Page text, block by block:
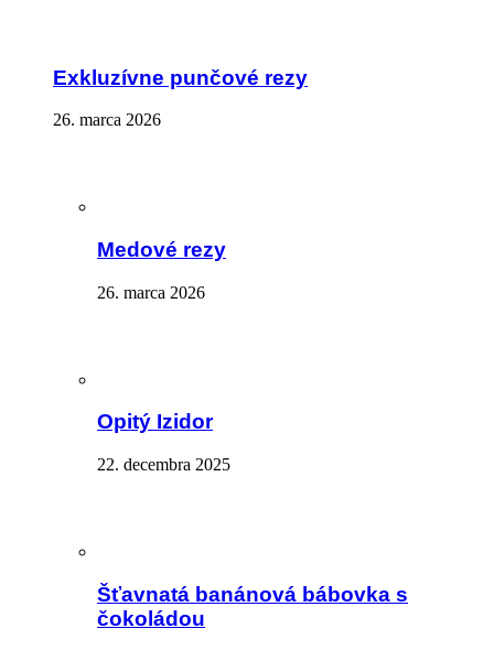
Exkluzívne punčové rezy
26. marca 2026
Medové rezy
26. marca 2026
Opitý Izidor
22. decembra 2025
Šťavnatá banánová bábovka s
čokoládou